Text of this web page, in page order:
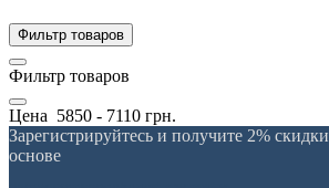
Фильтр товаров
Фильтр товаров
Цена 5850 - 7110 грн.
Зарегистрируйтесь и получите 2%
основе